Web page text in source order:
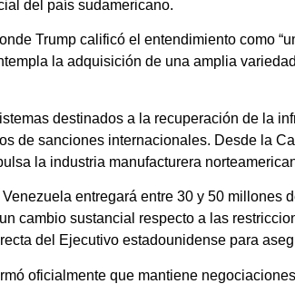
del país sudamericano.
Trump calificó el entendimiento como
la adquisición de una amplia
destinados a la recuperación de la
de sanciones internacionales. Desde la
la industria manufacturera
entregará entre 30 y 50
cambio sustancial respecto a las
del Ejecutivo estadounidense para
oficialmente que mantiene